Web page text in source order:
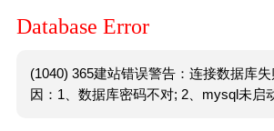
Database Error
(1040) 365建站错误警告：连接数据库
因：1、数据库密码不对; 2、mysql未启